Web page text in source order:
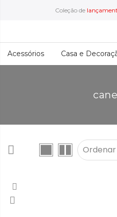
Coleção de
Acessórios Casa e